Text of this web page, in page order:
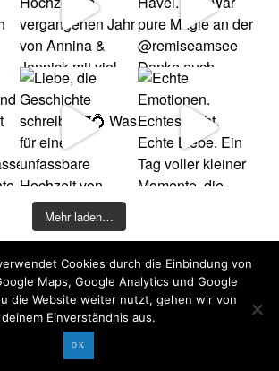
Mehr laden…
COPYRIGHT DAVID KOHLRUSS
Impressum Datenschutz
Cookies durch die Einbindung von
Maps, Google Analytics und Google
die Website weiter nutzt, gehen wir von
deinem Einverständnis aus.
OK